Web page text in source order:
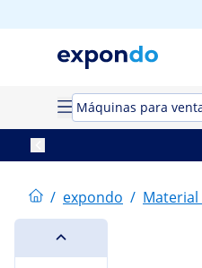
Máquinas para
/ expondo /